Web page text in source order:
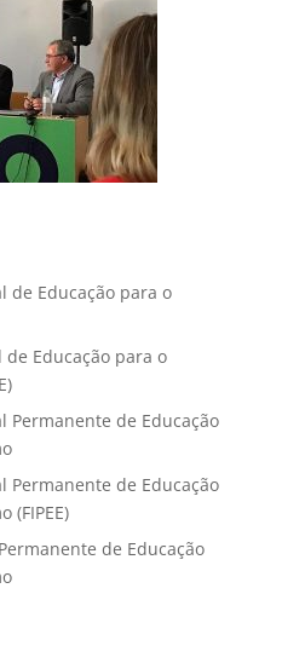
de Educação para o
de Educação para o
Permanente de Educação
Permanente de Educação
(FIPEE)
de Educação